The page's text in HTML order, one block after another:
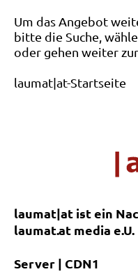
Um das Angebot
bitte die Suche,
oder gehen weiter
laumat|at-Startseite
laumat|at ist ein
laumat.at media e.U.
Server | CDN1